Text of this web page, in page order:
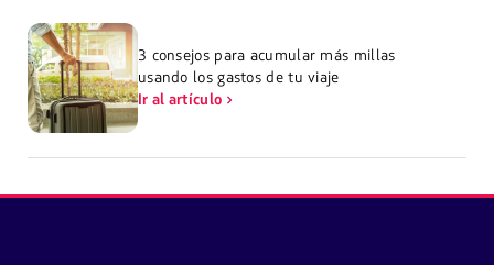
3 consejos para acumular más millas
usando los gastos de tu viaje
Ir al artículo